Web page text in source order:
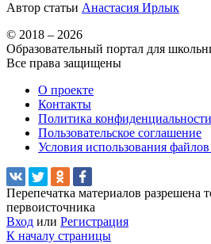
Автор статьи Анастасия Ирлык
© 2018 – 2026
Образовательный портал для
Все права защищены
О проекте
Контакты
Политика конфиденциальности
Пользовательское соглашение
Условия использования
Перепечатка материалов разрешена
первоисточника
Вход или Регистрация
К началу страницы